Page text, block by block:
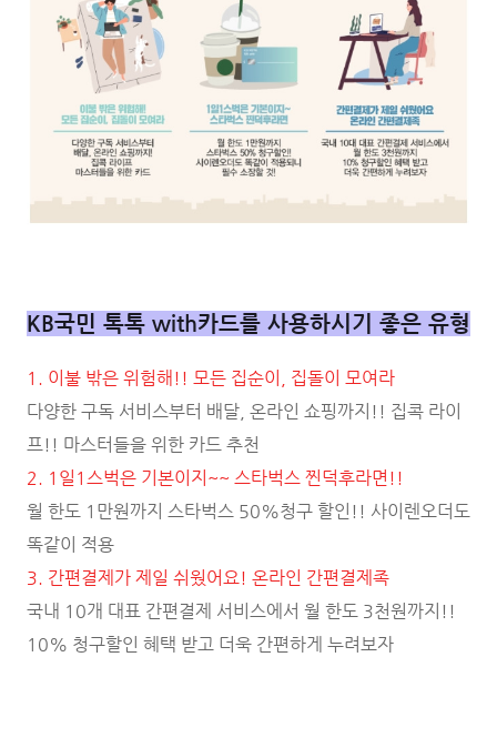
KB국민 톡톡 with카드를 사용하시기 좋은 유형
1. 이불 밖은 위험해!! 모든 집순이, 집돌이 모여라
다양한 구독 서비스부터 배달, 온라인 쇼핑까지!! 집콕 라이
프!! 마스터들을 위한 카드 추천
2. 1일1스벅은 기본이지~~ 스타벅스 찐덕후라면!!
월 한도 1만원까지 스타벅스 50%청구 할인!! 사이렌오더도
똑같이 적용
3. 간편결제가 제일 쉬웠어요! 온라인 간편결제족
국내 10개 대표 간편결제 서비스에서 월 한도 3천원까지!!
10% 청구할인 혜택 받고 더욱 간편하게 누려보자